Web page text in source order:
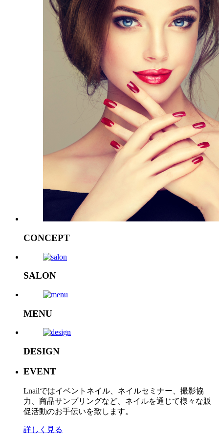
CONCEPT
SALON
MENU
DESIGN
EVENT
Lnailではイベントネイル、ネイルセミナー、撮影協
力、商品サンプリングなど、ネイルを通じて様々な販
促活動のお手伝いを致します。
詳しく見る